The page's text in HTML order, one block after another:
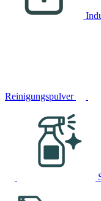
Reinigungspulver